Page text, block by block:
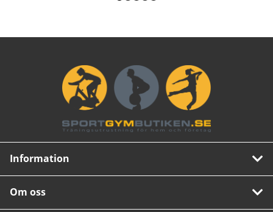
Information
Om oss